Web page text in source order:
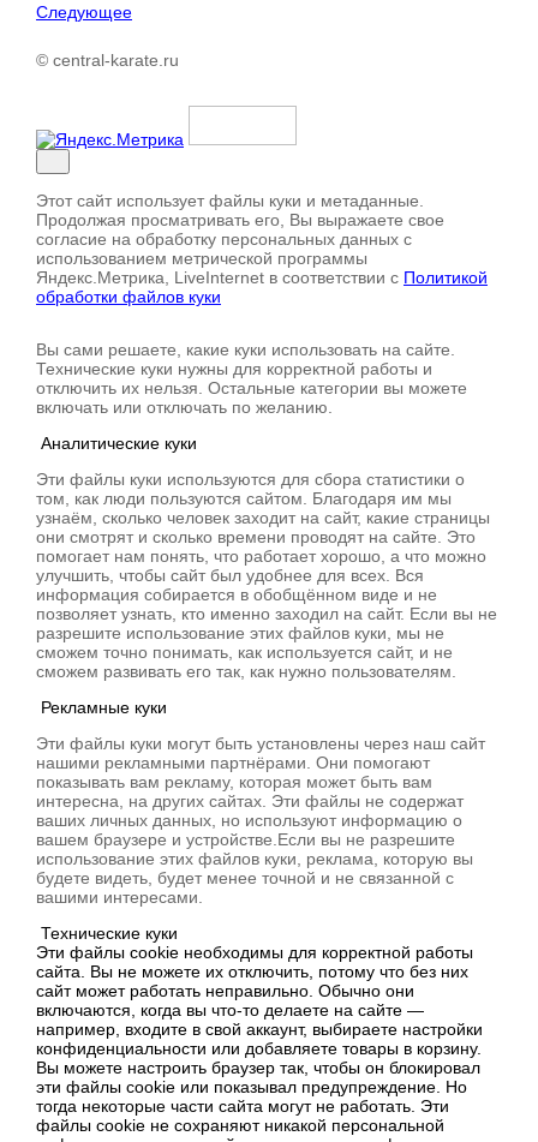
Следующее
© central-karate.ru
Этот сайт использует файлы куки и метаданные.
Продолжая просматривать его, Вы выражаете свое
согласие на обработку персональных данных с
использованием метрической программы
Яндекс.Метрика, LiveInternet в соответствии с Политикой
обработки файлов куки
Вы сами решаете, какие куки использовать на сайте.
Технические куки нужны для корректной работы и
отключить их нельзя. Остальные категории вы можете
включать или отключать по желанию.
Аналитические куки
Эти файлы куки используются для сбора статистики о
том, как люди пользуются сайтом. Благодаря им мы
узнаём, сколько человек заходит на сайт, какие страницы
они смотрят и сколько времени проводят на сайте. Это
помогает нам понять, что работает хорошо, а что можно
улучшить, чтобы сайт был удобнее для всех. Вся
информация собирается в обобщённом виде и не
позволяет узнать, кто именно заходил на сайт. Если вы не
разрешите использование этих файлов куки, мы не
сможем точно понимать, как используется сайт, и не
сможем развивать его так, как нужно пользователям.
Рекламные куки
Эти файлы куки могут быть установлены через наш сайт
нашими рекламными партнёрами. Они помогают
показывать вам рекламу, которая может быть вам
интересна, на других сайтах. Эти файлы не содержат
ваших личных данных, но используют информацию о
вашем браузере и устройстве.Если вы не разрешите
использование этих файлов куки, реклама, которую вы
будете видеть, будет менее точной и не связанной с
вашими интересами.
Технические куки
Эти файлы cookie необходимы для корректной работы
сайта. Вы не можете их отключить, потому что без них
сайт может работать неправильно. Обычно они
включаются, когда вы что-то делаете на сайте —
например, входите в свой аккаунт, выбираете настройки
конфиденциальности или добавляете товары в корзину.
Вы можете настроить браузер так, чтобы он блокировал
эти файлы cookie или показывал предупреждение. Но
тогда некоторые части сайта могут не работать. Эти
файлы cookie не сохраняют никакой персональной